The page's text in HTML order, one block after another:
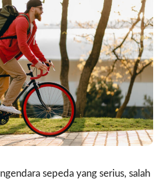
sepeda yang serius, salah